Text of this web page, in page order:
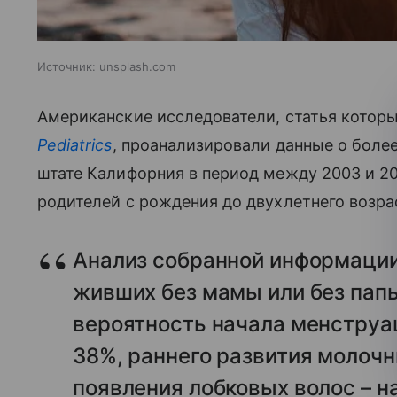
Источник: unsplash.com
Американские исследователи, статья
Pediatrics, проанализировали данные о
штате Калифорния в период между 2003 и
родителей с рождения до двухлетнего
Анализ собранной
живших без мамы или без
вероятность начала
38%, раннего развития
появления лобковых волос –